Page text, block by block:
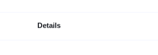
Details